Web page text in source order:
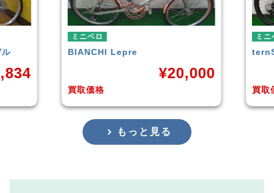
ミニベロ
ternSURGE 2021年モデル
買取価格
¥33,249
ミ
買
もっと見る